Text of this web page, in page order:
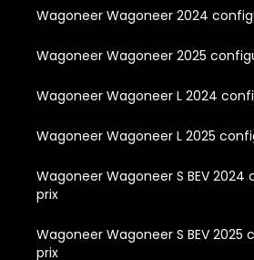
Wagoneer Wagoneer 2024
Wagoneer Wagoneer 2025
Wagoneer Wagoneer L 2024
Wagoneer Wagoneer L 2025
Wagoneer Wagoneer S BEV
prix
Wagoneer Wagoneer S BEV
prix